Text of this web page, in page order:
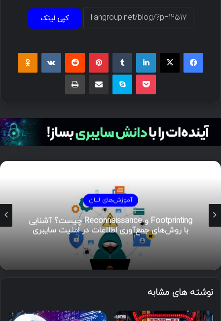
کپی لینک
آموزش‌های لیان
Footprinting و Reconnaissance چیست؟ آشنایی
با روش‌های جمع‌آوری اطلاعات در امنیت سایبری
نوشته های مشابه